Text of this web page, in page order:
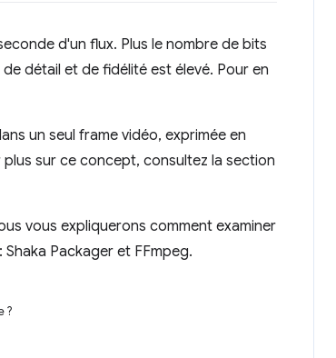
d'un flux. Plus le nombre de bits
détail et de fidélité est élevé. Pour en
un seul frame vidéo, exprimée en
sur ce concept, consultez la section
vous expliquerons comment examiner
Packager et FFmpeg.
?